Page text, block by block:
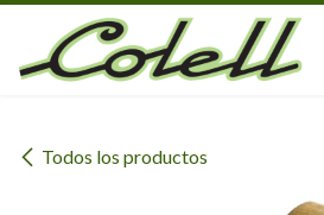
Ir al contenido
Todos los productos